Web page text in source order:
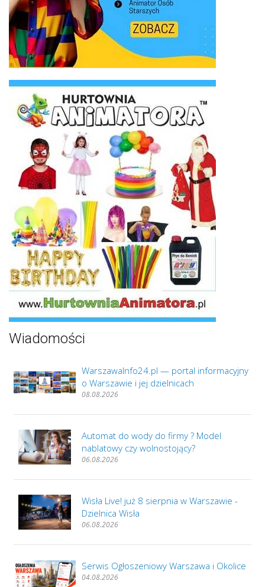
Wiadomości
WarszawaInfo24.pl — portal informacyjny
o Warszawie i jej dzielnicach
08.08.2026
Automat do wody do firmy ? Model
nablatowy czy wolnostojący?
06.08.2026
Wisła Live! już 8 sierpnia w Warszawie -
Dzielnica Wisła
06.08.2026
Serwis Ogłoszeniowy Warszawa i Okolice
04.08.2026